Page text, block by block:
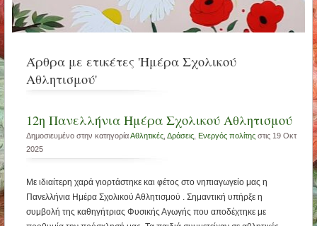
Άρθρα με ετικέτες 'Ημέρα Σχολικού
Αθλητισμού'
12η Πανελλήνια Ημέρα Σχολικού Αθλητισμού
Δημοσιευμένο στην κατηγορίαΑθλητικές, Δράσεις, Ενεργός πολίτηςστις 19 Οκτ
2025
Με ιδιαίτερη χαρά γιορτάστηκε και φέτος στο νηπιαγωγείο μας η
Πανελλήνια Ημέρα Σχολικού Αθλητισμού . Σημαντική υπήρξε η
συμβολή της καθηγήτριας Φυσικής Αγωγής που αποδέχτηκε με